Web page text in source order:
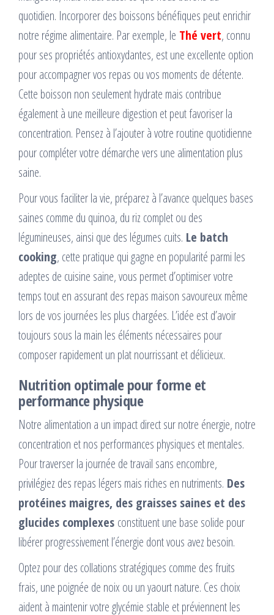
quotidien. Incorporer des boissons bénéfiques peut enrichir
notre régime alimentaire. Par exemple, le Thé vert, connu
pour ses propriétés antioxydantes, est une excellente option
pour accompagner vos repas ou vos moments de détente.
Cette boisson non seulement hydrate mais contribue
également à une meilleure digestion et peut favoriser la
concentration. Pensez à l’ajouter à votre routine quotidienne
pour compléter votre démarche vers une alimentation plus
saine.
Pour vous faciliter la vie, préparez à l’avance quelques bases
saines comme du quinoa, du riz complet ou des
légumineuses, ainsi que des légumes cuits. Le batch
cooking, cette pratique qui gagne en popularité parmi les
adeptes de cuisine saine, vous permet d’optimiser votre
temps tout en assurant des repas maison savoureux même
lors de vos journées les plus chargées. L’idée est d’avoir
toujours sous la main les éléments nécessaires pour
composer rapidement un plat nourrissant et délicieux.
Nutrition optimale pour forme et
performance physique
Notre alimentation a un impact direct sur notre énergie, notre
concentration et nos performances physiques et mentales.
Pour traverser la journée de travail sans encombre,
privilégiez des repas légers mais riches en nutriments. Des
protéines maigres, des graisses saines et des
glucides complexes constituent une base solide pour
libérer progressivement l’énergie dont vous avez besoin.
Optez pour des collations stratégiques comme des fruits
frais, une poignée de noix ou un yaourt nature. Ces choix
aident à maintenir votre glycémie stable et préviennent les